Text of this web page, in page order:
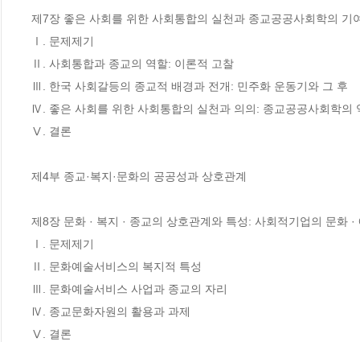
제7장 좋은 사회를 위한 사회통합의 실천과 종교공공사회학의 기
Ⅰ. 문제제기
Ⅱ. 사회통합과 종교의 역할: 이론적 고찰
Ⅲ. 한국 사회갈등의 종교적 배경과 전개: 민주화 운동기와 그 후
Ⅳ. 좋은 사회를 위한 사회통합의 실천과 의의: 종교공공사회학의
Ⅴ. 결론
제4부 종교·복지·문화의 공공성과 상호관계
제8장 문화 · 복지 · 종교의 상호관계와 특성: 사회적기업의 문화
Ⅰ. 문제제기
Ⅱ. 문화예술서비스의 복지적 특성
Ⅲ. 문화예술서비스 사업과 종교의 자리
Ⅳ. 종교문화자원의 활용과 과제
Ⅴ. 결론